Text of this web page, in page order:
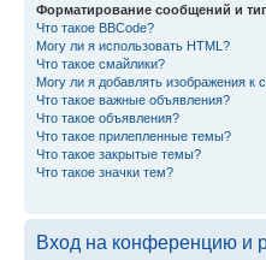
Форматирование сообщений и
Что такое BBCode?
Могу ли я использовать HTML?
Что такое смайлики?
Могу ли я добавлять изображения к
Что такое важные объявления?
Что такое объявления?
Что такое прилепленные темы?
Что такое закрытые темы?
Что такое значки тем?
Вход на конференцию и